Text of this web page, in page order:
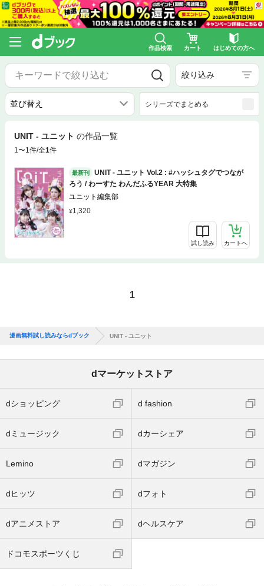
作品検索 カート はじめての方へ
絞り込み
シリーズでまとめる
UNIT - ユニット の作品一覧
1〜1件/全1件
最新刊
UNIT - ユニット Vol.2 : #ハッシュタグでつなが
ろう / わーすた わんだふるYEAR 大特集
ユニット編集部
1,320
試し読み カートへ
1
漫画無料試し読みならdブック UNIT - ユニット
dマーケットストア
dショッピング d fashion
dミュージック dカーシェア
Lemino dマガジン
dヒッツ dフォト
dアニメストア dヘルスケア
ドコモスポーツくじ